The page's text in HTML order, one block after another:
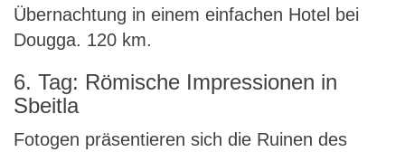
Übernachtung in einem einfachen Hotel bei
Dougga. 120 km.
6. Tag: Römische Impressionen in
Sbeitla
Fotogen präsentieren sich die Ruinen des